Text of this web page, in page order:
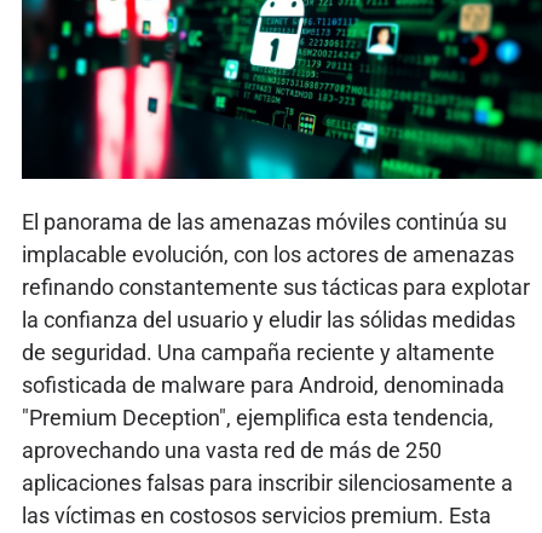
El panorama de las amenazas móviles continúa su
implacable evolución, con los actores de amenazas
refinando constantemente sus tácticas para explotar
la confianza del usuario y eludir las sólidas medidas
de seguridad. Una campaña reciente y altamente
sofisticada de malware para Android, denominada
"Premium Deception", ejemplifica esta tendencia,
aprovechando una vasta red de más de 250
aplicaciones falsas para inscribir silenciosamente a
las víctimas en costosos servicios premium. Esta